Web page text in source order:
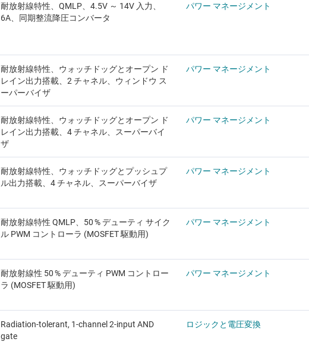
耐放射線特性、QMLP、4.5V ～ 14V 入力、
6A、同期整流降圧コンバータ
パワー マネージメント
耐放射線特性、ウォッチドッグとオープン ド
レイン出力搭載、2 チャネル、ウィンドウ ス
ーパーバイザ
パワー マネージメント
耐放射線特性、ウォッチドッグとオープン ド
レイン出力搭載、4 チャネル、スーパーバイ
ザ
パワー マネージメント
耐放射線特性、ウォッチドッグとプッシュプ
ル出力搭載、4 チャネル、スーパーバイザ
パワー マネージメント
耐放射線特性 QMLP、50 % デューティ サイク
ル PWM コントローラ (MOSFET 駆動用)
パワー マネージメント
耐放射線性 50 % デューティ PWM コントロー
ラ (MOSFET 駆動用)
パワー マネージメント
Radiation-tolerant, 1-channel 2-input AND
gate
ロジックと電圧変換